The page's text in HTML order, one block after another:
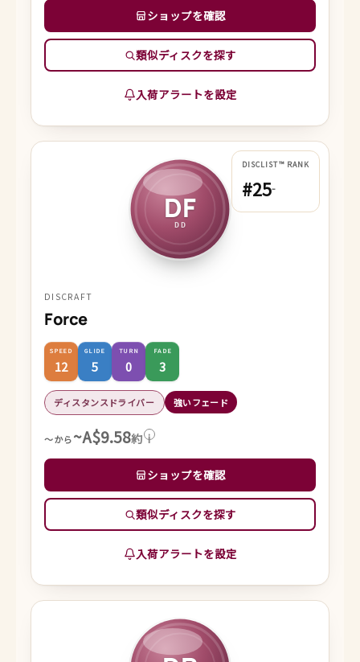
ショップを確認
類似ディスクを探す
入荷アラートを設定
DF
DD
DISCLIST™ RANK
#25-
DISCRAFT
Force
SPEED
12
GLIDE
5
TURN
0
FADE
3
ディスタンスドライバー 強いフェード
～から~A$9.58約 i
ショップを確認
類似ディスクを探す
入荷アラートを設定